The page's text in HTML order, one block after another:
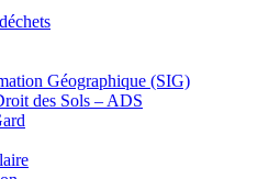
Géographique (SIG)
des Sols – ADS